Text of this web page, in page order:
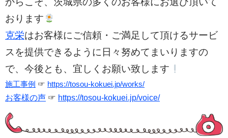
おります
克栄はお客様にご信頼・ご満足して頂けるサービ
スを提供できるように日々努めてまいりますの
で、今後とも、宜しくお願い致します
施工事例 ☞ https://tosou-kokuei.jp/works/
お客様の声 ☞ https://tosou-kokuei.jp/voice/